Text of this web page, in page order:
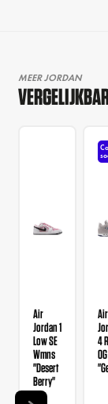
MEER JORDAN
Air
Jordan 1
Low SE
Wmns
"Desert
Berry"
Air
4
OG